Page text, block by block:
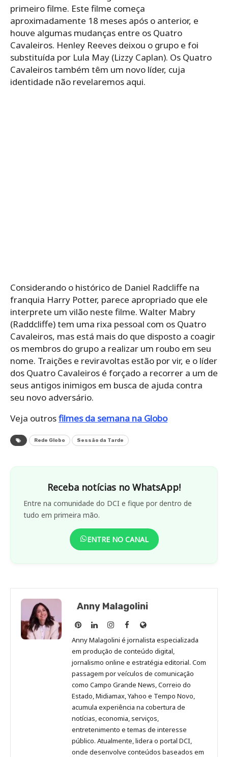
primeiro filme. Este filme começa
aproximadamente 18 meses após o anterior, e
houve algumas mudanças entre os Quatro
Cavaleiros. Henley Reeves deixou o grupo e foi
substituída por Lula May (Lizzy Caplan). Os Quatro
Cavaleiros também têm um novo líder, cuja
identidade não revelaremos aqui.
Considerando o histórico de Daniel Radcliffe na
franquia Harry Potter, parece apropriado que ele
interprete um vilão neste filme. Walter Mabry
(Raddcliffe) tem uma rixa pessoal com os Quatro
Cavaleiros, mas está mais do que disposto a coagir
os membros do grupo a realizar um roubo em seu
nome. Traições e reviravoltas estão por vir, e o líder
dos Quatro Cavaleiros é forçado a recorrer a um de
seus antigos inimigos em busca de ajuda contra
seu novo adversário.
Veja outrosfilmes da semana na Globo
Rede Globo Sessão da Tarde
Receba notícias no WhatsApp!
Entre na comunidade do DCI e fique por dentro de
tudo em primeira mão.
ENTRE NO CANAL
Anny Malagolini
Anny
Malagolini
no
Pinterest
Anny
Malagolini
no
LinkedIn
Anny
Malagolini
no
Instagram
Anny
Malagolini
no
Facebook
Site
de
Anny
Malagolini
Anny Malagolini é jornalista especializada
em produção de conteúdo digital,
jornalismo online e estratégia editorial. Com
passagem por veículos de comunicação
como Campo Grande News, Correio do
Estado, Midiamax, Yahoo e Tempo Novo,
acumula experiência na cobertura de
notícias, economia, serviços,
entretenimento e temas de interesse
público. Atualmente, lidera o portal DCI,
onde desenvolve conteúdos baseados em